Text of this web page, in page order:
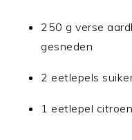
250 g verse
gesneden
2 eetlepels
1 eetlepel